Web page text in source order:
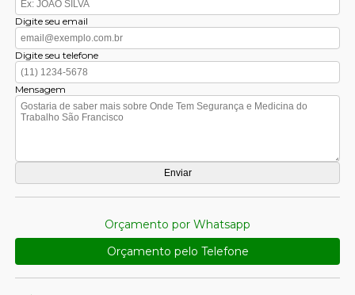
Digite seu email
Digite seu telefone
Mensagem
Orçamento por Whatsapp
Orçamento pelo Telefone